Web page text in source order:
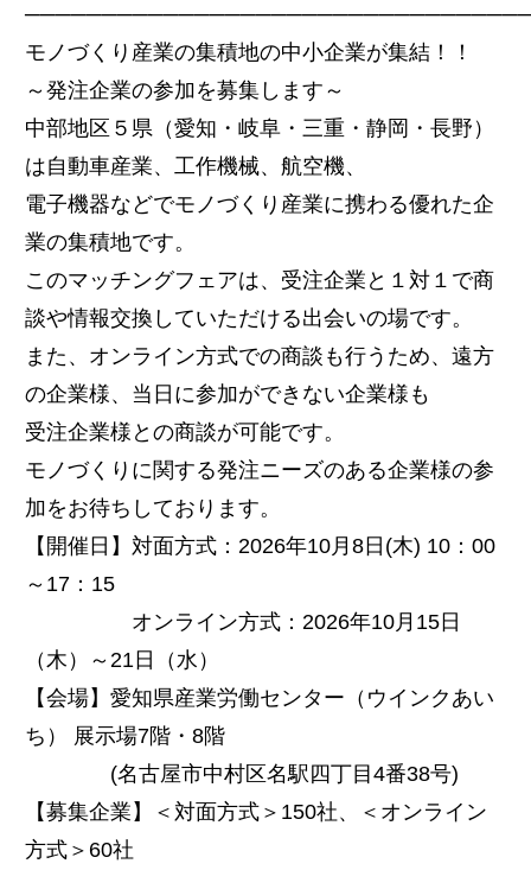
モノづくり産業の集積地の中小企業が集結！！
～発注企業の参加を募集します～
中部地区５県（愛知・岐阜・三重・静岡・長野）
は自動車産業、工作機械、航空機、
電子機器などでモノづくり産業に携わる優れた企
業の集積地です。
このマッチングフェアは、受注企業と１対１で商
談や情報交換していただける出会いの場です。
また、オンライン方式での商談も行うため、遠方
の企業様、当日に参加ができない企業様も
受注企業様との商談が可能です。
モノづくりに関する発注ニーズのある企業様の参
加をお待ちしております。
【開催日】対面方式：2026年10月8日(木) 10：00
～17：15
オンライン方式：2026年10月15日
（木）～21日（水）
【会場】愛知県産業労働センター（ウインクあい
ち） 展示場7階・8階
(名古屋市中村区名駅四丁目4番38号)
【募集企業】＜対面方式＞150社、＜オンライン
方式＞60社